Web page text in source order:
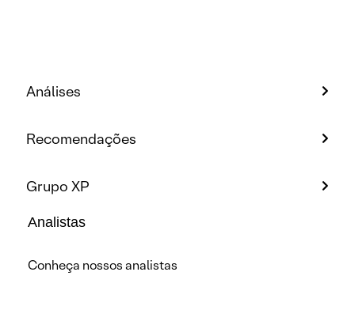
Análises
Recomendações
Grupo XP
Analistas
Conheça nossos analistas